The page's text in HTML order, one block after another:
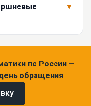
▼
по России —
обращения